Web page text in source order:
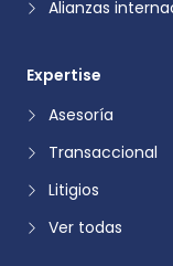
Alianzas
Expertise
Asesoría
Transaccional
Litigios
Ver todas